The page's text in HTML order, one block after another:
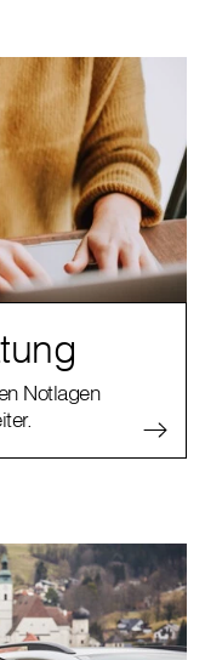
Notlagen